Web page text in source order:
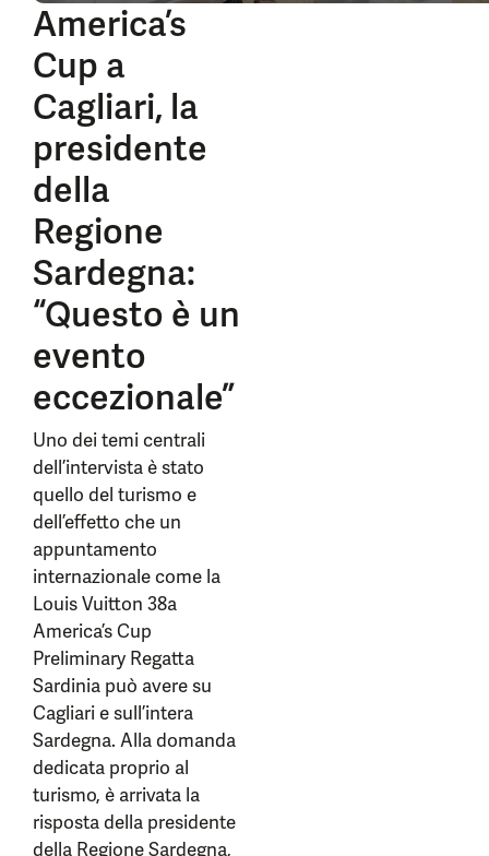
America’s
Cup a
Cagliari, la
presidente
della
Regione
Sardegna:
“Questo è un
evento
eccezionale”
Uno dei temi centrali
dell’intervista è stato
quello del turismo e
dell’effetto che un
appuntamento
internazionale come la
Louis Vuitton 38a
America’s Cup
Preliminary Regatta
Sardinia può avere su
Cagliari e sull’intera
Sardegna. Alla domanda
dedicata proprio al
turismo, è arrivata la
risposta della presidente
della Regione Sardegna,